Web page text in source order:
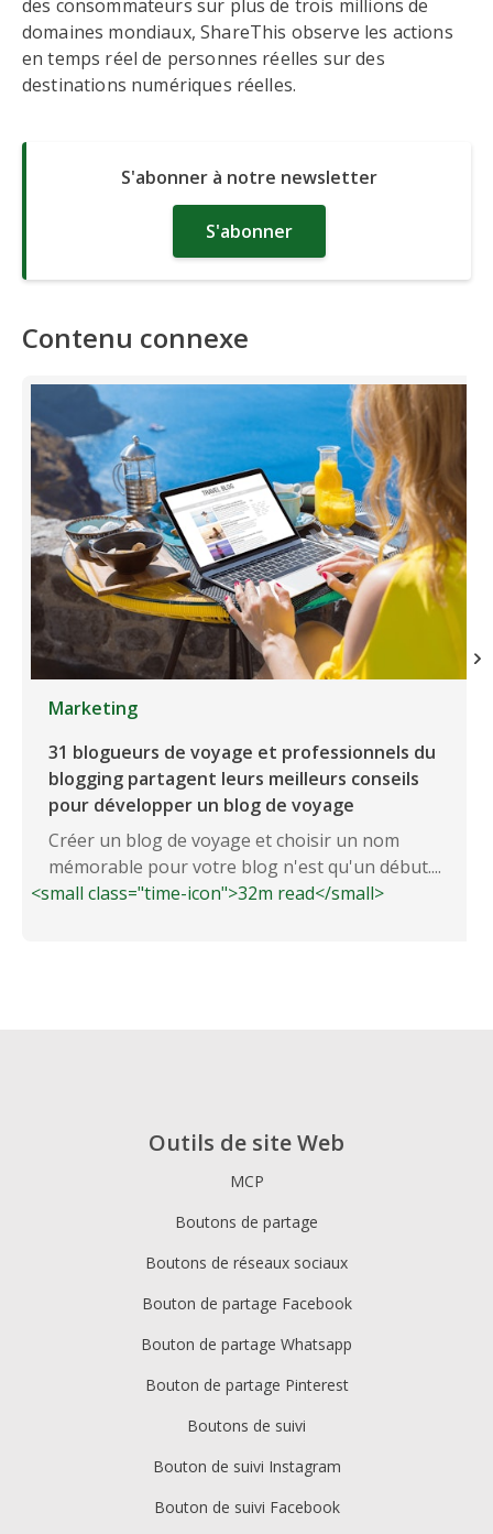
des consommateurs sur plus de trois millions de
domaines mondiaux, ShareThis observe les actions
en temps réel de personnes réelles sur des
destinations numériques réelles.
S'abonner à notre newsletter
S'abonner
Contenu connexe
Marketing
31 blogueurs de voyage et professionnels du
blogging partagent leurs meilleurs conseils
pour développer un blog de voyage
Créer un blog de voyage et choisir un nom
mémorable pour votre blog n'est qu'un début....
<small class="time-icon">32m read</small>
Outils de site Web
MCP
Boutons de partage
Boutons de réseaux sociaux
Bouton de partage Facebook
Bouton de partage Whatsapp
Bouton de partage Pinterest
Boutons de suivi
Bouton de suivi Instagram
Bouton de suivi Facebook